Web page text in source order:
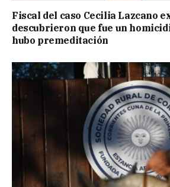
Fiscal del caso Cecilia Lazcano
descubrieron que fue un
hubo premeditación